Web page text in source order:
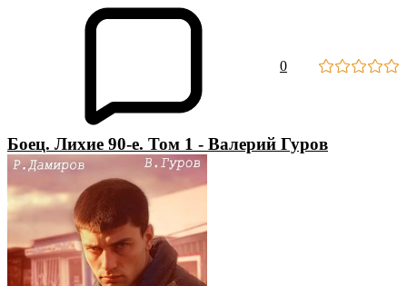
0
Боец. Лихие 90-е. Том 1 - Валерий Гуров